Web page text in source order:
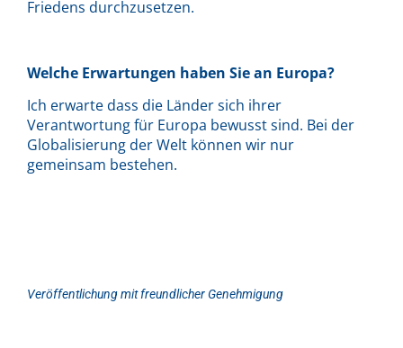
Friedens durchzusetzen.
Welche Erwartungen haben Sie an Europa?
Ich erwarte dass die Länder sich ihrer
Verantwortung für Europa bewusst sind. Bei der
Globalisierung der Welt können wir nur
gemeinsam bestehen.
Veröffentlichung mit freundlicher Genehmigung